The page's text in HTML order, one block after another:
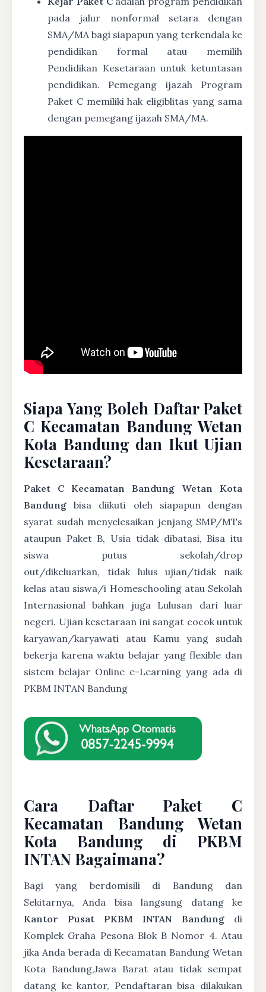
pada jalur nonformal setara dengan
SMA/MA bagi siapapun yang terkendala ke
pendidikan formal atau memilih
Pendidikan Kesetaraan untuk ketuntasan
pendidikan. Pemegang ijazah Program
Paket C memiliki hak eligiblitas yang sama
dengan pemegang ijazah SMA/MA.
Siapa Yang Boleh Daftar Paket
C Kecamatan Bandung Wetan
Kota Bandung dan Ikut Ujian
Kesetaraan?
Paket C Kecamatan Bandung Wetan Kota
Bandung bisa diikuti oleh siapapun dengan
syarat sudah menyelesaikan jenjang SMP/MTs
ataupun Paket B, Usia tidak dibatasi, Bisa itu
siswa putus sekolah/drop
out/dikeluarkan, tidak lulus ujian/tidak naik
kelas atau siswa/i Homeschooling atau Sekolah
Internasional bahkan juga Lulusan dari luar
negeri. Ujian kesetaraan ini sangat cocok untuk
karyawan/karyawati atau Kamu yang sudah
bekerja karena waktu belajar yang flexible dan
sistem belajar Online e-Learning yang ada di
PKBM INTAN Bandung
Cara Daftar Paket C
Kecamatan Bandung Wetan
Kota Bandung di PKBM
INTAN Bagaimana?
Bagi yang berdomisili di Bandung dan
Sekitarnya, Anda bisa langsung datang ke
Kantor Pusat PKBM INTAN Bandung di
Komplek Graha Pesona Blok B Nomor 4. Atau
jika Anda berada di Kecamatan Bandung Wetan
Kota Bandung,Jawa Barat atau tidak sempat
datang ke kantor, Pendaftaran bisa dilakukan